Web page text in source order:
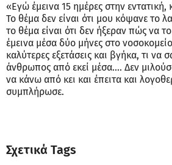
«Εγώ έμεινα 15 ημέρες στην
Το θέμα δεν είναι ότι μου κόψανε το
το θέμα είναι ότι δεν ήξεραν πώς να
έμεινα μέσα δύο μήνες στο
καλύτερες εξετάσεις και βγήκα, τι να
άνθρωπος από εκεί μέσα.... Δεν
να κάνω από κει και έπειτα και
συμπλήρωσε.
Σχετικά Tags